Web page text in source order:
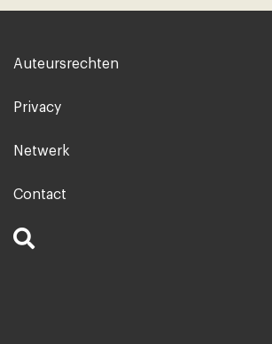
Voet
Auteursrechten
Privacy
Netwerk
Contact